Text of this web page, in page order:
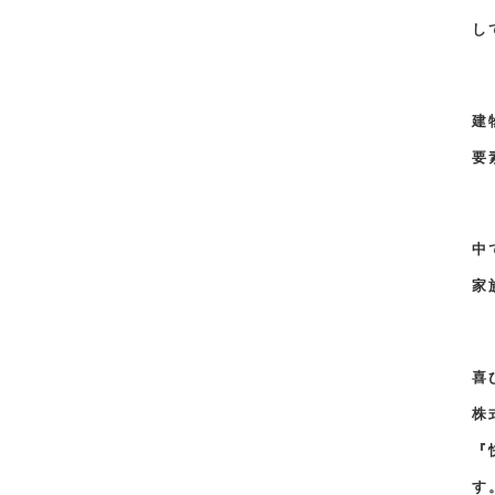
し
建
要
中
家
喜
株
す